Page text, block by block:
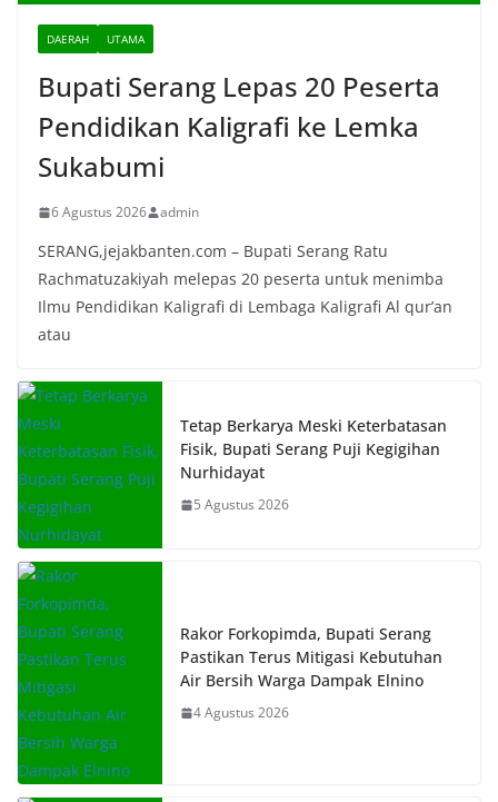
DAERAH UTAMA
Bupati Serang Lepas 20 Peserta
Pendidikan Kaligrafi ke Lemka
Sukabumi
6 Agustus 2026 admin
SERANG,jejakbanten.com – Bupati Serang Ratu
Rachmatuzakiyah melepas 20 peserta untuk menimba
Ilmu Pendidikan Kaligrafi di Lembaga Kaligrafi Al qur’an
atau
Tetap Berkarya Meski Keterbatasan
Fisik, Bupati Serang Puji Kegigihan
Nurhidayat
5 Agustus 2026
Rakor Forkopimda, Bupati Serang
Pastikan Terus Mitigasi Kebutuhan
Air Bersih Warga Dampak Elnino
4 Agustus 2026